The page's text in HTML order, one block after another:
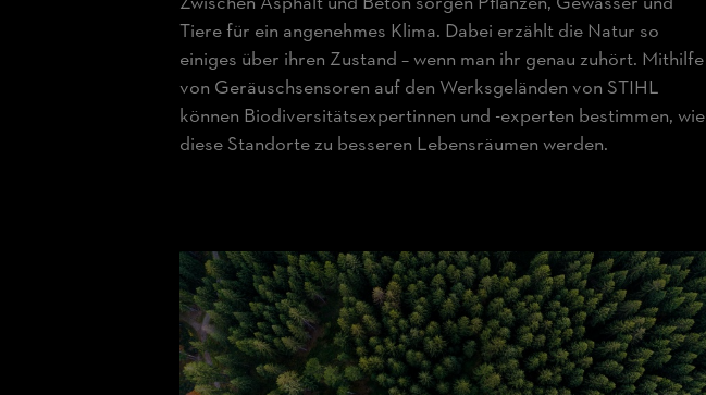
Tiere für ein angenehmes Klima. Dabei erzählt die Natur so
einiges über ihren Zustand – wenn man ihr genau zuhört. Mithilfe
von Geräuschsensoren auf den Werksgeländen von STIHL
können Biodiversitätsexpertinnen und -experten bestimmen, wie
diese Standorte zu besseren Lebensräumen werden.